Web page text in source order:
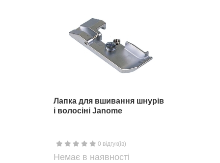
Лапка для вшивання шнурів
і волосіні Janome
0 відгук(ів)
Немає в наявності